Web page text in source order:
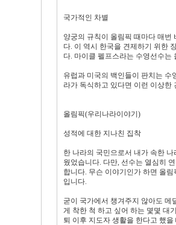
국가적인 차별
양궁의 규칙이 올림픽 때마다 매번
다. 이 역시 한국을 견제하기 위한
다. 마이클 펠프스라는 수영선수는
유럽과 미국의 백인들이 판치는 수
라가 독식하고 있다면 이런 이상한
올림픽(우리나라이야기)
성적에 대한 지나친 집착
한 나라의 국민으로서 내가 속한
웠었습니다. 다만, 선수는 열심히
합니다. 무슨 이야기인가 하면 올
입니다.
굳이 국가에서 챙겨주지 않아도 메
게 착한 척 하고 싶어 하는 몇몇 대
퇴 이후 지도자 생활을 한다고 했